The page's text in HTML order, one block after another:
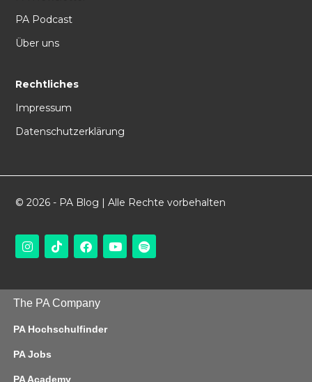
PA Podcast
Über uns
Rechtliches
Impressum
Datenschutzerklärung
© 2026 - PA Blog | Alle Rechte vorbehalten
The PA Company
PA Hochschulfinder
PA Jobs
PA Academy